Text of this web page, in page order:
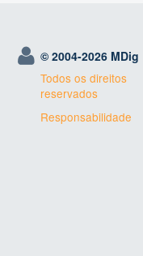
© 2004-2026 MDig
Todos os direitos
reservados
Responsabilidade